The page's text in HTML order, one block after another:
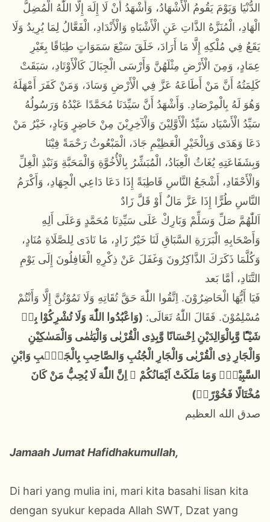
الدُّنْيَا وَيَوْمَ يَقُومُ الْأَشْهَادُ، وَأَشْهَدُ أَنْ لَا إِلَهَ إِلَّا اللّٰهُ الْمُضِلُّ
الْهَادِ، الْمُنَزَّهُ الذَّاتِ عَنِ الْأَشْبَاهِ وَالْأَنْدَادِ، الْفَعَّالُ لِمَا يُرِيدُ وَلَا
يَقَعُ فِي مُلْكِهِ إِلَّا مَا أَرَادَ، خَلَقَ سَبْعَ سَمَوَاتٍ طِبَاقًا بِغَيْرِ
عِمَادٍ، وَمِنَ الْأَرْضِ مِثْلَهُنَّ وَأَرْسَى الْجِبَالَ كَالْأَوْتَادِ، سَبَقَتْ
كَلِمَتُهُ أَنَّ مَنْ أَطَاعَهُ عَزَّ فِي الْأَرْضِ وَسَادَ، وَمَنْ كَفَرَ أَمْهَلَهُ
وَهُوَ لَهُ بِالْمِرْصَادِ. وَأَشْهَدُ أَنَّ سَيِّدَنَا مُحَمَّدًا عَبْدُهُ وَرَسُولُهُ
سَيِّدُ الْأَسْيَاد سَيِّدُ الْأَوَّلِيْنَ وَالْآخِرِيْنَ مِنْ حَاضِرٍ وَبَادٍ، خَيْرُ مَنْ
دَعَا وَهَدَى وَبِالْخَيْرِ الْعَظِيْمِ جَادَ، الْمَبْعُوثُ رَحْمَةً فِيْنَا
وَبِشَفَاعَتِهِ يُغَاثُ الْعِبَادُ، الْمُبَشِّرُ بِالْأُخُوَّةِ وَالْمَحَبَّةِ وَنَبْذِ الْغِلِّ
وَالْأَحْقَادِ، أَشْجَعُ النَّاسِ قَاطِبَةً إِذَا دَعَا دَاعِي الْجِهَادِ، وَأَكْرَمُ
النَّاسِ طُرًّا إِذَا عَزَّ مَالٌ أَوْ قَلَّ زَادٌ
اَللّٰهُمَّ صَلِّ وَسَلِّمْ وَبَارِكْ عَلَى سَيِّدِنَا مُحَمَّدٍ وَعَلَى أَلِهِ
وَأَصْحَابِهِ الْبَرَرَةِ السَّبَاقِ لَنَا خَيْرُ زَادٍ، مَا نَادَى لِلصَّلَاةِ مُنَادٍ،
وَكُلَّمَا ذَكَرَكَ الذَّاكِرُونَ وَغَفَلَ عَنْ ذِكْرِهِ الْغَافِلُونَ إِلَى يَوْمِ
التَّنَادِ، أمَّا بَعد
فَيَا أَيُّهَا الْحَاضِرُوْنَ. اِتَّقُوا اللّٰهَ حَقَّ تُقَاتِهِ وَلَا تَمُوْتُنَّ إِلَّا وَأَنْتُمْ
مُسْلِمُوْنَ. فَقَالَ اللّٰهُ تَعَالَى: (وَاعْبُدُوا اللّٰهَ وَلَا تُشْرِكُوْا بِهٖ
شَيْـًٔا وَّبِالْوَالِدَيْنِ اِحْسَانًا وَّبِذِى الْقُرْبٰى وَالْيَتٰمٰى وَالْمَسٰكِيْنِ
وَالْجَارِ ذِى الْقُرْبٰى وَالْجَارِ الْجُنُبِ وَالصَّاحِبِ بِالْجَنْۢبِ وَابْنِ
السَّبِيْلِۙ وَمَا مَلَكَتْ اَيْمَانُكُمْ ۗ اِنَّ اللّٰهَ لَا يُحِبُّ مَنْ كَانَ
مُخْتَالًا فَخُوْرًاۙ)
صدق الله العظيم
Jamaah Jumat Hafidhakumullah,
Di hari yang mulia ini, mari kita basahi lisan kita
dengan syukur kepada Allah SWT, Dzat yang